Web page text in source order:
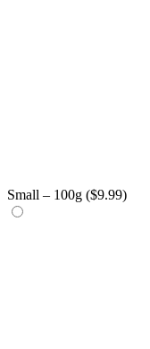
Small – 100g ($9.99)